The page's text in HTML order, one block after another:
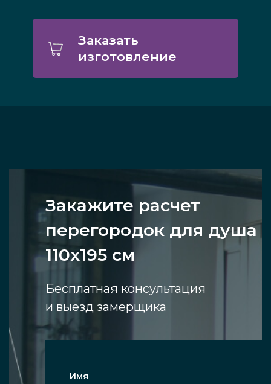
Заказать
изготовление
Закажите расчет
перегородок для душа
110х195 см
Бесплатная консультация
и выезд замерщика